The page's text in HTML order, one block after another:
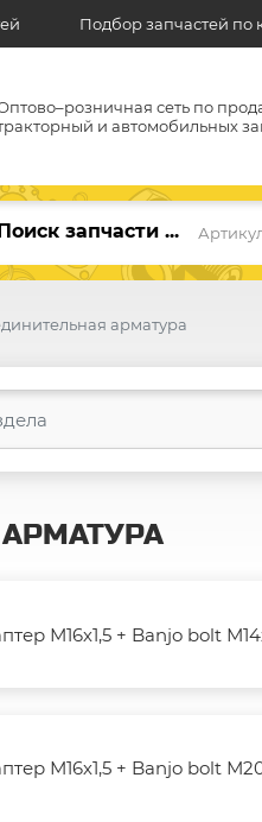
Подбор запчастей по
сеть по
и автомобильных
арматура
М16х1,5 + Banjo bolt
М16х1,5 + Banjo bolt